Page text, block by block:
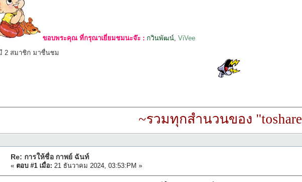
ขอบพระคุณ ที่กรุณาเยี่ยมชมนะจ๊ะ : กวินพัฒน์,ViVee
2 สมาชิก มาชื่นชม
~รวมทุกสำนวนของ
Re: การให้ชื่อ กาพย์ ฉันท์
« ตอบ #1 เมื่อ: 21 ธันวาคม 2024, 03:53:PM »